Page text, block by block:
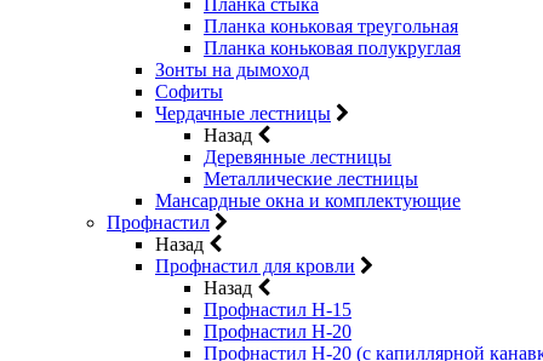
Планка стыка
Планка коньковая треугольная
Планка коньковая полукруглая
Зонты на дымоход
Софиты
Чердачные лестницы
Назад
Деревянные лестницы
Металлические лестницы
Мансардные окна и комплектующие
Профнастил
Назад
Профнастил для кровли
Назад
Профнастил Н-15
Профнастил Н-20
Профнастил Н-20 (с капиллярной